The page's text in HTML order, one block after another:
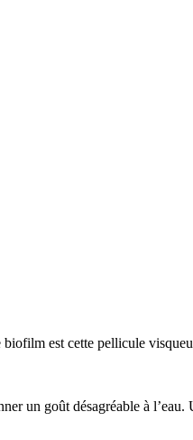
est cette pellicule
un goût désagréable à